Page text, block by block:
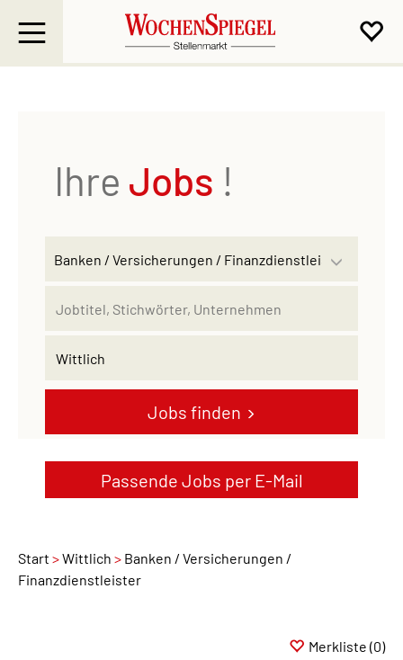
Passende Jobs per E-Mail
Ihre Jobs !
Jobs finden
Start Wittlich
Banken / Versicherungen /
Finanzdienstleister
Merkliste (0)